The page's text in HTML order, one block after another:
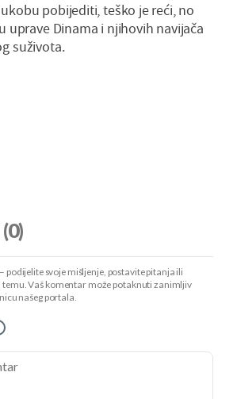
pobijediti, teško je reći, no
uprave Dinama i njihovih navijača
suživota.
(0)
podijelite svoje mišljenje, postavite pitanja ili
temu. Vaš komentar može potaknuti zanimljiv
našeg portala.